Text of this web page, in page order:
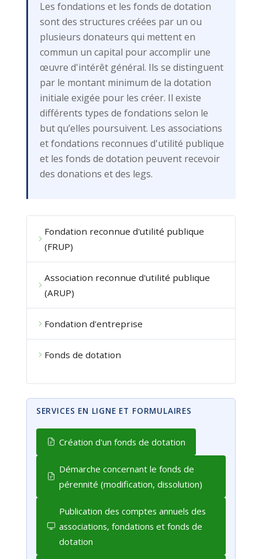
Les fondations et les fonds de dotation
sont des structures créées par un ou
plusieurs donateurs qui mettent en
commun un capital pour accomplir une
œuvre d'intérêt général. Ils se distinguent
par le montant minimum de la dotation
initiale exigée pour les créer. Il existe
différents types de fondations selon le
but qu’elles poursuivent. Les associations
et fondations reconnues d'utilité publique
et les fonds de dotation peuvent recevoir
des donations et des legs.
Fondation reconnue d'utilité publique
(FRUP)
Association reconnue d'utilité publique
(ARUP)
Fondation d'entreprise
Fonds de dotation
SERVICES EN LIGNE ET FORMULAIRES
Création d'un fonds de dotation
Démarche concernant le fonds de
pérennité (modification, dissolution)
Publication des comptes annuels des
associations, fondations et fonds de
dotation